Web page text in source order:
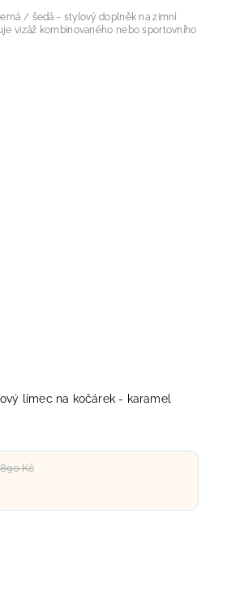
/ šedá - stylový doplněk na zimní
vizáž kombinovaného nebo sportovního
límec na kočárek - karamel
890 Kč